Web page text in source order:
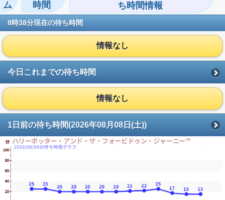
ム
時間
ち時間情報
8時38分現在の待ち時間
情報なし
今日これまでの待ち時間
情報なし
1日前の待ち時間(2026年08月08日(土))